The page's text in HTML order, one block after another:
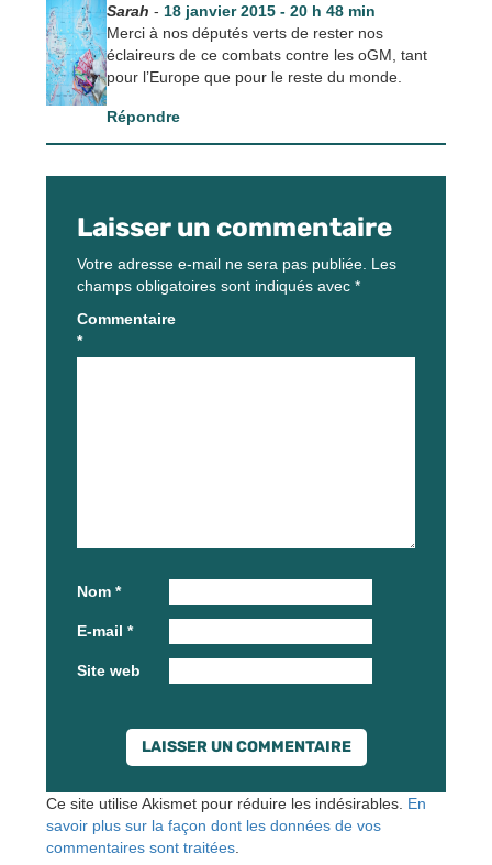
Sarah - 18 janvier 2015 - 20 h 48 min
Merci à nos députés verts de rester nos
éclaireurs de ce combats contre les oGM, tant
pour l’Europe que pour le reste du monde.
Répondre
Laisser un commentaire
Votre adresse e-mail ne sera pas publiée. Les
champs obligatoires sont indiqués avec *
Commentaire
*
Nom *
E-mail *
Site web
Ce site utilise Akismet pour réduire les indésirables. En
savoir plus sur la façon dont les données de vos
commentaires sont traitées